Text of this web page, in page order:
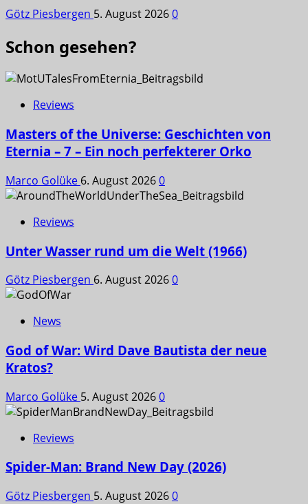
Götz Piesbergen 5. August 20260
Schon gesehen?
Reviews
Masters of the Universe: Geschichten von
Eternia – 7 – Ein noch perfekterer Orko
Marco Golüke 6. August 20260
Reviews
Unter Wasser rund um die Welt (1966)
Götz Piesbergen 6. August 20260
News
God of War: Wird Dave Bautista der neue
Kratos?
Marco Golüke 5. August 20260
Reviews
Spider-Man: Brand New Day (2026)
Götz Piesbergen 5. August 20260